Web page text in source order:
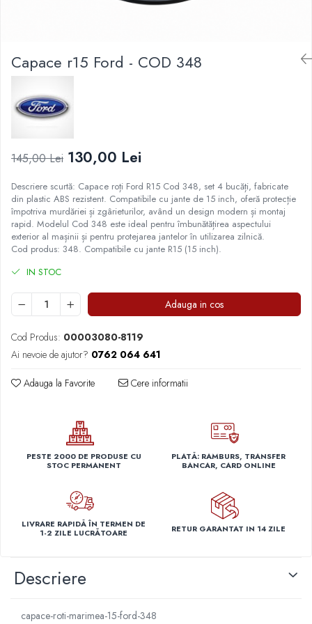
Prezoane antifurt
Stergatoare
Suporti numere
Capace janta VW
Capace jante Mercedes-Benz
Capace jante Renault
Capace r13 Suzuki
Capace r13 Volvo
Capace r13 VW
Capace r14 Audi
Capace r14 BMW
Capace r14 Chevrolet
Capace r14 Dacia
Capace r14 Ford
Capace r14 Hyundai
Capace r14 Kia
Capace r14 Mitsubishi
Capace r14 Opel
Capace r14 Seat
Capace r14 Skoda
Capace r14 VW
Capace roti marimea 15'
Capace r15 Audi
Capace r15 BMW
Capace r15 Chevrolet
Capace r15 Daewo
Capace r15 Hyundai
Covorase Toyota
Covorase VW
Covorase Skoda
Capace r15 Ford - COD 348
145,00 Lei 130,00 Lei
Descriere scurtă: Capace roți Ford R15 Cod 348, set 4 bucăți, fabricate
din plastic ABS rezistent. Compatibile cu jante de 15 inch, oferă protecție
împotriva murdăriei și zgârieturilor, având un design modern și montaj
rapid. Modelul Cod 348 este ideal pentru îmbunătățirea aspectului
exterior al mașinii și pentru protejarea jantelor în utilizarea zilnică.
Cod produs: 348. Compatibile cu jante R15 (15 inch).
IN STOC
Adauga in cos
Cod Produs: 00003080-8119
Ai nevoie de ajutor? 0762 064 641
Adauga la Favorite Cere informatii
PESTE 2000 DE PRODUSE CU
STOC PERMANENT
PLATĂ: RAMBURS, TRANSFER
BANCAR, CARD ONLINE
LIVRARE RAPIDĂ ÎN TERMEN DE
1-2 ZILE LUCRĂTOARE
RETUR GARANTAT IN 14 ZILE
Descriere
capace-roti-marimea-15-ford-348